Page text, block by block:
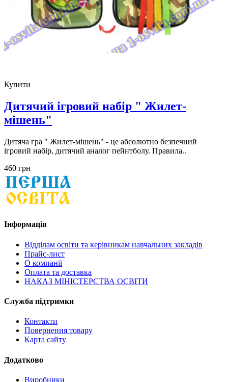
Купити
Дитячий ігровий набір " Жилет-
мішень"
Дитяча гра " Жилет-мішень" - це абсолютно безпечний
ігровий набір, дитячий аналог пейнтболу. Правила..
460 грн
Інформація
Відділам освіти та керівникам навчальних закладів
Прайс-лист
О компанії
Оплата та доставка
НАКАЗ МІНІСТЕРСТВА ОСВІТИ
Служба підтримки
Контакти
Повернення товару
Карта сайту
Додатково
Виробники